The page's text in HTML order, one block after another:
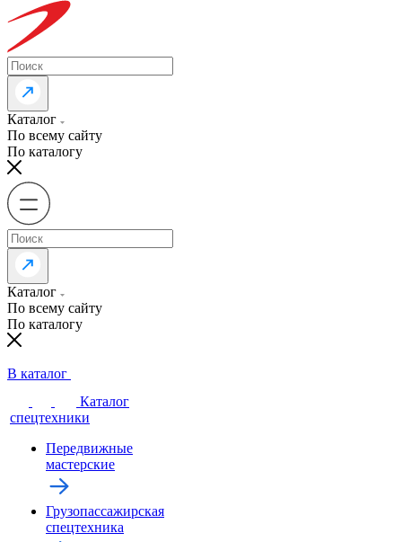
Каталог
По всему сайту
По каталогу
Каталог
По всему сайту
По каталогу
В каталог
Каталог
спецтехники
Передвижные
мастерские
Грузопассажирская
спецтехника